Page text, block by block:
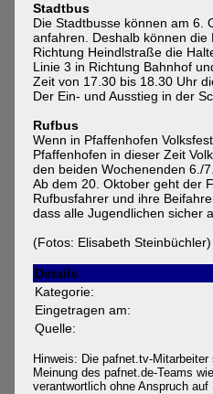
Stadtbus
Die Stadtbusse können am 6.
anfahren. Deshalb können
Richtung Heindlstraße die
Linie 3 in Richtung Bahnhof
Zeit von 17.30 bis 18.30 Uhr
Der Ein- und Ausstieg in der
Rufbus
Wenn in Pfaffenhofen
Pfaffenhofen in dieser Zeit
den beiden Wochenenden 6./
Ab dem 20. Oktober geht der
Rufbusfahrer und ihre
dass alle Jugendlichen sicher
(Fotos: Elisabeth Steinbüchler)
Details
Kategorie:
Eingetragen am:
Quelle:
Hinweis: Die pafnet.tv-
Meinung des pafnet.de-Teams
verantwortlich ohne Anspruch